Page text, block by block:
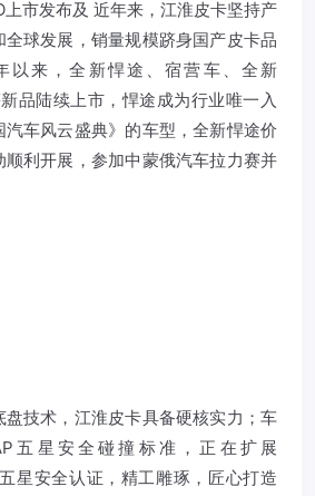
市发布及 近年来，江淮皮卡坚持产
球发展，销量规模跻身国产皮卡品
以来，全新悍途、宿营车、全新
品陆续上市，悍途成为行业唯一入
车风云盛典》的车型，全新悍途价
利开展，参加中蒙俄汽车拉力赛并
技术，江淮皮卡具备硬核实力；车
五星安全碰撞标准，正在扩展
星安全认证，精工雕琢，匠心打造